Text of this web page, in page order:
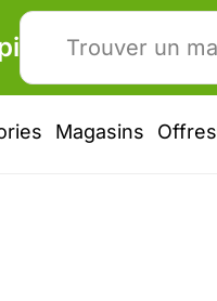
Magasins Offres